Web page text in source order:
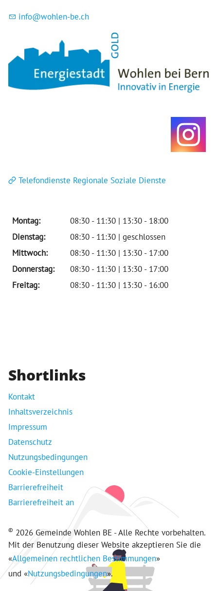
nf w hl n-b ch
Telefondienste Regionale Soziale Dienste
Montag:
08:30 - 11:30 | 13:30 - 18:00
Dienstag:
08:30 - 11:30 | geschlossen
Mittwoch:
08:30 - 11:30 | 13:30 - 17:00
Donnerstag:
08:30 - 11:30 | 13:30 - 17:00
Freitag:
08:30 - 11:30 | 13:30 - 16:00
Shortlinks
Kontakt
Inhaltsverzeichnis
Impressum
Datenschutz
Nutzungsbedingungen
Cookie-Einstellungen
Barrierefreiheit
Barrierefreiheit an
© 2026 Gemeinde Wohlen BE - Alle Rechte vorbehalten.
Mit der Benutzung dieser Website akzeptieren Sie die
«Allgemeinen rechtlichen Bestimmungen»
und «Nutzungsbedingungen».